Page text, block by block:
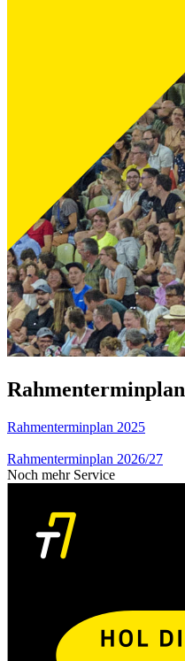
Rahmenterminplan
Rahmenterminplan 2025
Rahmenterminplan 2026/27
Noch mehr Service